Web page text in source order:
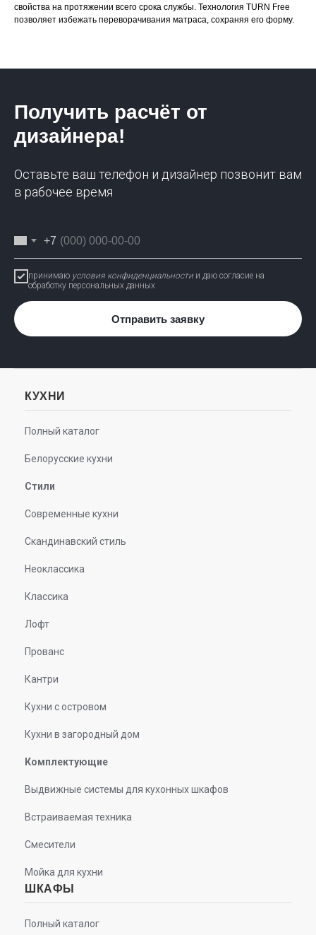
свойства на протяжении всего срока службы. Технология TURN Free
позволяет избежать переворачивания матраса, сохраняя его форму.
Получить расчёт от
дизайнера!
Оставьте ваш телефон и дизайнер позвонит вам
в рабочее время
+7
принимаю условия конфиденциальностии даю согласие на
обработку персональных данных
Отправить заявку
КУХНИ
Полный каталог
Белорусские кухни
Стили
Современные кухни
Скандинавский стиль
Неоклассика
Классика
Лофт
Прованс
Кантри
Кухни с островом
Кухни в загородный дом
Комплектующие
Выдвижные системы для кухонных шкафов
Встраиваемая техника
Смесители
Мойка для кухни
ШКАФЫ
Полный каталог